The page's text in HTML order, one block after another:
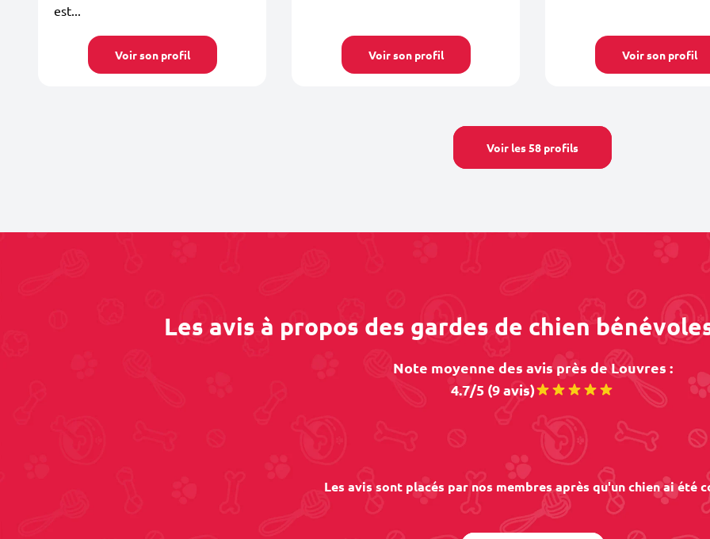
est...
Voir son profil Voir son profil Voir son profil
Voir les 58 profils
Les avis à propos des gardes de chien
Note moyenne des avis près de Louvres :
4.7/5 (9 avis)
Les avis sont placés par nos membres après qu'un chien ai été